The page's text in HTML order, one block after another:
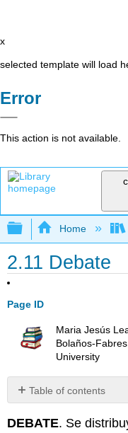
x
selected template will load
Error
This action is not available.
Expand/
Home
2.11 Debate
Page ID
Maria Jesús
Bolaños-
University
Table of contents
No
DEBATE. Se